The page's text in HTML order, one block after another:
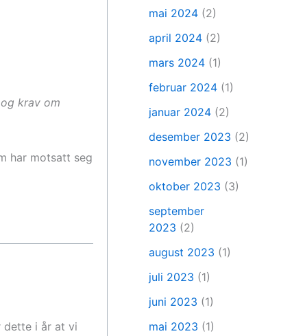
krav om
har motsatt seg
dette i år at vi
mai 2024 (2)
april 2024 (2)
mars 2024 (1)
februar 2024 (1)
januar 2024 (2)
desember 2023 (2)
november 2023 (1)
oktober 2023 (3)
september
2023 (2)
august 2023 (1)
juli 2023 (1)
juni 2023 (1)
mai 2023 (1)